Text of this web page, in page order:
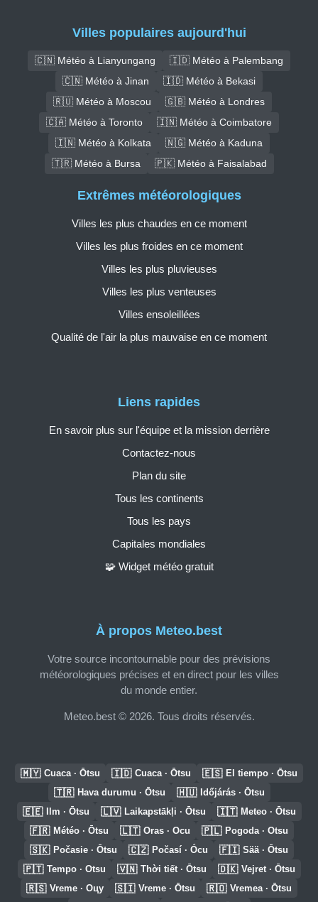
Villes populaires aujourd'hui
🇨🇳 Météo à Lianyungang
🇮🇩 Météo à Palembang
🇨🇳 Météo à Jinan
🇮🇩 Météo à Bekasi
🇷🇺 Météo à Moscou
🇬🇧 Météo à Londres
🇨🇦 Météo à Toronto
🇮🇳 Météo à Coimbatore
🇮🇳 Météo à Kolkata
🇳🇬 Météo à Kaduna
🇹🇷 Météo à Bursa
🇵🇰 Météo à Faisalabad
À propos Meteo.best
Votre source incontournable pour des prévisions
météorologiques précises et en direct pour les villes
du monde entier.
Meteo.best © 2026. Tous droits réservés.
Liens rapides
En savoir plus sur l'équipe et la mission derrière
Contactez-nous
Plan du site
Tous les continents
Tous les pays
Capitales mondiales
🧩 Widget météo gratuit
Extrêmes météorologiques
Villes les plus chaudes en ce moment
Villes les plus froides en ce moment
Villes les plus pluvieuses
Villes les plus venteuses
Villes ensoleillées
Qualité de l'air la plus mauvaise en ce moment
🇲🇾 Cuaca · Ōtsu 🇮🇩 Cuaca · Ōtsu 🇪🇸 El tiempo · Ōtsu
🇹🇷 Hava durumu · Ōtsu 🇭🇺 Időjárás · Ōtsu
🇪🇪 Ilm · Ōtsu 🇱🇻 Laikapstākļi · Ōtsu 🇮🇹 Meteo · Ōtsu
🇫🇷 Météo · Ōtsu 🇱🇹 Oras · Ocu 🇵🇱 Pogoda · Otsu
🇸🇰 Počasie · Ōtsu 🇨🇿 Počasí · Ócu 🇫🇮 Sää · Ōtsu
🇵🇹 Tempo · Otsu 🇻🇳 Thời tiết · Ōtsu 🇩🇰 Vejret · Ōtsu
🇷🇸 Vreme · Оцу 🇸🇮 Vreme · Ōtsu 🇷🇴 Vremea · Ōtsu